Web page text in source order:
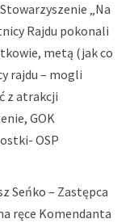
„Na
Rajdu pokonali
metą (jak co
rajdu – mogli
z atrakcji
GOK
OSP
Seńko – Zastępca
ręce Komendanta